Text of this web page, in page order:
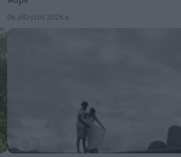
06 август 2026 г.